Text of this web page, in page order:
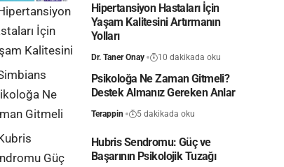
Hipertansiyon Hastaları İçin
Yaşam Kalitesini Artırmanın
Yolları
Dr. Taner Onay 10 dakikada oku
Psikoloğa Ne Zaman Gitmeli?
Destek Almanız Gereken Anlar
Terappin 5 dakikada oku
Hubris Sendromu: Güç ve
Başarının Psikolojik Tuzağı